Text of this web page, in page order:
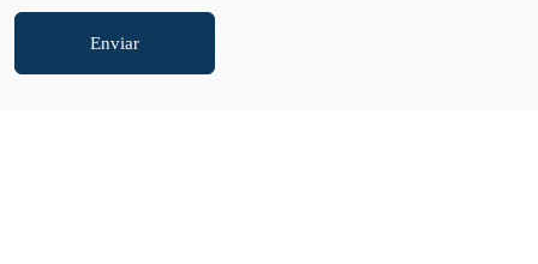
Enviar